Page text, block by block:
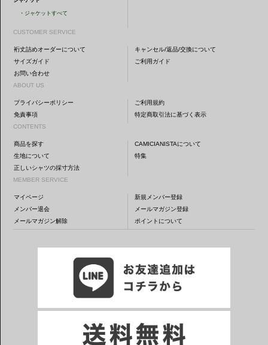
・ ジャケットすべて
CUSTOMER SERVICE
裄丈詰めオーダーについて
キャンセル/返品/交換について
サイズガイド
ご利用ガイド
お問い合わせ
ABOUT US
プライバシーポリシー
ご利用規約
免責事項
特定商取引法に基づく表示
CONTENTS
商品を探す
CAMICIANISTAについて
生地について
特集
正しいシャツの採寸方法
MEMBER SERVICE
マイページ
新規メンバー登録
メンバー退会
メールマガジン登録
メールマガジン解除
ポイントについて